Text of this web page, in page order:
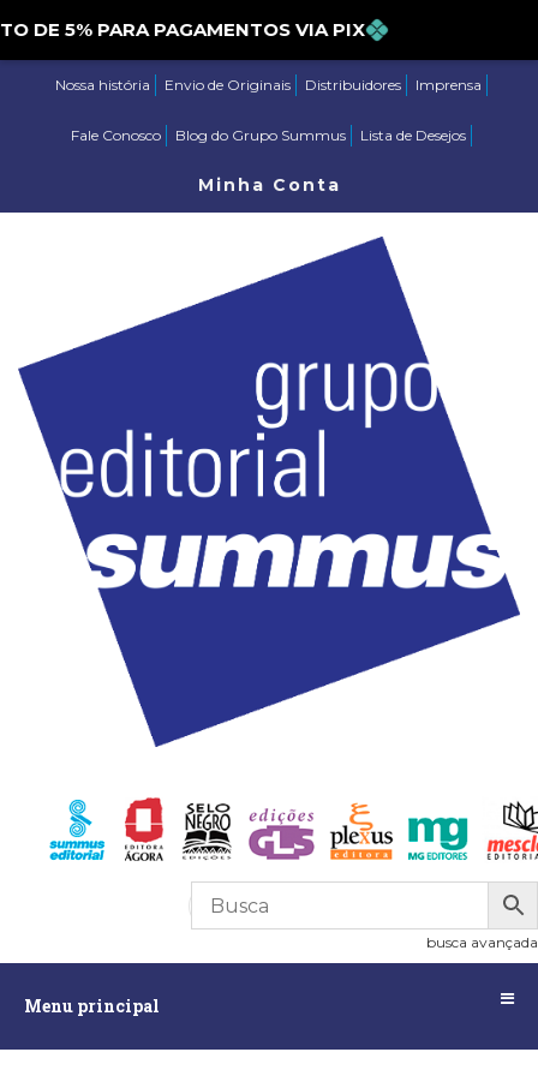
5% PARA PAGAMENTOS VIA PIX
Nossa história Envio de Originais Distribuidores Imprensa
Fale Conosco Blog do Grupo Summus Lista de Desejos
Minha Conta
R$0,00
busca avançada
Menu principal
principalAssuntos